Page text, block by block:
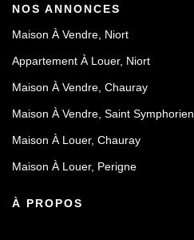
NOS ANNONCES
Maison À Vendre, Niort
Appartement À Louer, Niort
Maison À Vendre, Chauray
Maison À Vendre, Saint Symphorien
Maison À Louer, Chauray
Maison À Louer, Perigne
À PROPOS